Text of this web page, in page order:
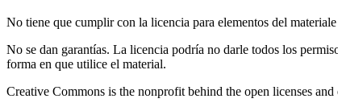
No tiene que cumplir con la licencia para elementos del
No se dan garantías. La licencia podría no darle todos los
forma en que utilice el material.
Creative Commons is the nonprofit behind the open licenses